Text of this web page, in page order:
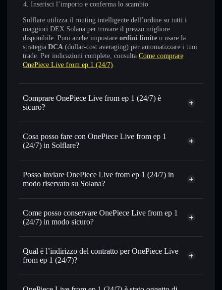
Inserisci l’importo e conferma lo scambio
Solflare utilizza il routing intelligente dell’ordine su tutti i
maggiori DEX Solana per trovare il prezzo migliore
disponibile. Puoi anche impostare ordini limite o usare la
strategia DCA (dollar-cost averaging) per automatizzare i tuoi
trade. Per indicazioni complete, consulta Come comprare
OnePiece Live from ep 1 (24/7).
Comprare OnePiece Live from ep 1 (24/7) è
sicuro?
OnePiece Live from ep 1 (24/7) non è verificato
Cosa posso fare con OnePiece Live from ep 1
(24/7) in Solflare?
OnePiece Live from ep 1 (24/7)
wallet Solflare
Scambiare istantaneamente — scambia ONE PIECE in
SOL, USDC o in migliaia di altri token Solana al prezzo
prezzo desiderato di ONE PIECE
Usare il DCA — applica la strategia dollar-cost average su
ONE PIECE nel tempo
Inviare in modo riservato
— trasferisci ONE PIECE
senza collegare pubblicamente i wallet usando
l’Aggregatore di privacy incorporato di Solflare
capitalizzazione di mercato e liquidità di ONE PIECE
Posso inviare OnePiece Live from ep 1 (24/7) in
modo riservato su Solana?
Aggregatore di privacy
Come posso conservare OnePiece Live from ep 1
(24/7) in modo sicuro?
OnePiece Live from ep 1
Qual è l’indirizzo del contratto per OnePiece Live
from ep 1 (24/7)?
OnePiece Live